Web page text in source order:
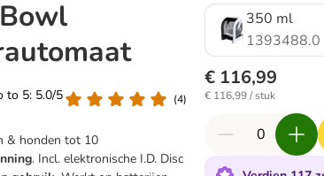
to 5: 5.0/5
(4)
& honden tot 10
. Incl. elektronische I.D. Disc
350 ml
1393488.0
€ 116,99
€ 116,99 / stuk